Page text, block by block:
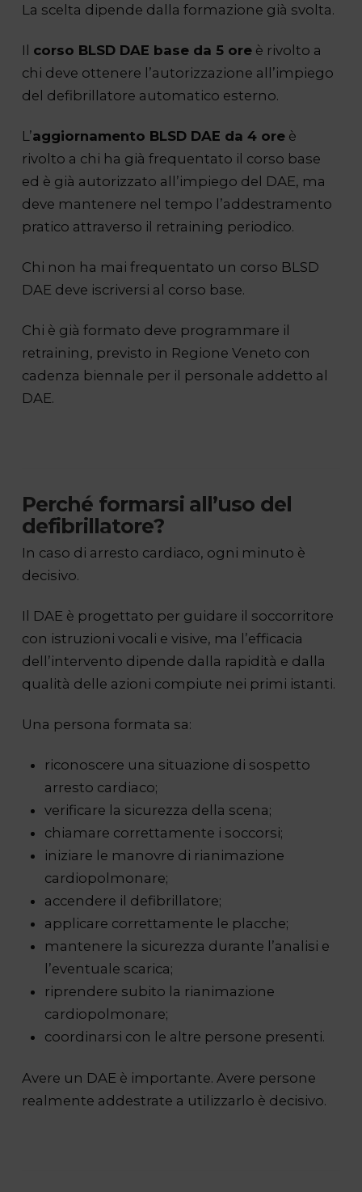
La scelta dipende dalla formazione già svolta.
Il corso BLSD DAE base da 5 oreè rivolto a
chi deve ottenere l’autorizzazione all’impiego
del defibrillatore automatico esterno.
L’aggiornamento BLSD DAE da 4 oreè
rivolto a chi ha già frequentato il corso base
ed è già autorizzato all’impiego del DAE, ma
deve mantenere nel tempo l’addestramento
pratico attraverso il retraining periodico.
Chi non ha mai frequentato un corso BLSD
DAE deve iscriversi al corso base.
Chi è già formato deve programmare il
retraining, previsto in Regione Veneto con
cadenza biennale per il personale addetto al
DAE.
Perché formarsi all’uso del
defibrillatore?
In caso di arresto cardiaco, ogni minuto è
decisivo.
Il DAE è progettato per guidare il soccorritore
con istruzioni vocali e visive, ma l’efficacia
dell’intervento dipende dalla rapidità e dalla
qualità delle azioni compiute nei primi istanti.
Una persona formata sa:
riconoscere una situazione di sospetto
arresto cardiaco;
verificare la sicurezza della scena;
chiamare correttamente i soccorsi;
iniziare le manovre di rianimazione
cardiopolmonare;
accendere il defibrillatore;
applicare correttamente le placche;
mantenere la sicurezza durante l’analisi e
l’eventuale scarica;
riprendere subito la rianimazione
cardiopolmonare;
coordinarsi con le altre persone presenti.
Avere un DAE è importante. Avere persone
realmente addestrate a utilizzarlo è decisivo.